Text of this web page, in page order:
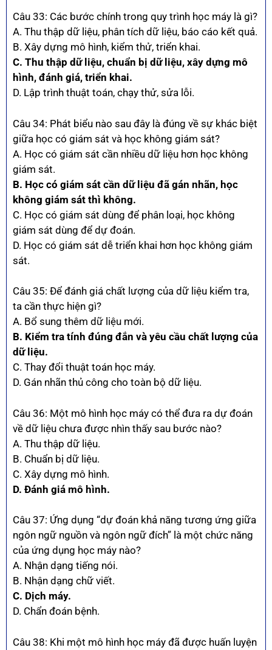
Câu 33: Các bước chính trong quy trình học máy là gì?
A. Thu thập dữ liệu, phân tích dữ liệu, báo cáo kết quả.
B. Xây dựng mô hình, kiểm thử, triển khai.
C. Thu thập dữ liệu, chuẩn bị dữ liệu, xây dựng mô
hình, đánh giá, triển khai.
D. Lập trình thuật toán, chạy thử, sửa lỗi.
Câu 34: Phát biểu nào sau đây là đúng về sự khác biệt
giữa học có giám sát và học không giám sát?
A. Học có giám sát cần nhiều dữ liệu hơn học không
giám sát.
B. Học có giám sát cần dữ liệu đã gán nhãn, học
không giám sát thì không.
C. Học có giám sát dùng để phân loại, học không
giám sát dùng để dự đoán.
D. Học có giám sát dễ triển khai hơn học không giám
sát.
Câu 35: Để đánh giá chất lượng của dữ liệu kiểm tra,
ta cần thực hiện gì?
A. Bổ sung thêm dữ liệu mới.
B. Kiểm tra tính đúng đắn và yêu cầu chất lượng của
dữ liệu.
C. Thay đổi thuật toán học máy.
D. Gán nhãn thủ công cho toàn bộ dữ liệu.
Câu 36: Một mô hình học máy có thể đưa ra dự đoán
về dữ liệu chưa được nhìn thấy sau bước nào?
A. Thu thập dữ liệu.
B. Chuẩn bị dữ liệu.
C. Xây dựng mô hình.
D. Đánh giá mô hình.
Câu 37: Ứng dụng “dự đoán khả năng tương ứng giữa
ngôn ngữ nguồn và ngôn ngữ đích” là một chức năng
của ứng dụng học máy nào?
A. Nhận dạng tiếng nói.
B. Nhận dạng chữ viết.
C. Dịch máy.
D. Chẩn đoán bệnh.
Câu 38: Khi một mô hình học máy đã được huấn luyện